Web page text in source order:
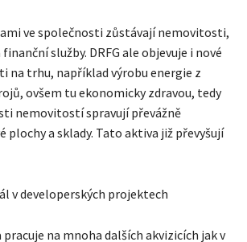
ve společnosti zůstávají nemovitosti,
služby. DRFG ale objevuje i nové
na trhu, například výrobu energie z
ovšem tu ekonomicky zdravou, tedy
nemovitostí spravují převážně
plochy a sklady. Tato aktiva již převyšují
v developerských projektech
na mnoha dalších akvizicích jak v